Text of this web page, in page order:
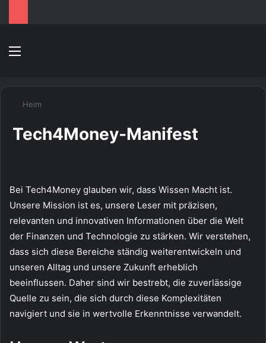
Speisekarte
Heim
Tech4Money-Manifest
Bei Tech4Money glauben wir, dass Wissen Macht ist.
Unsere Mission ist es, unsere Leser mit präzisen,
relevanten und innovativen Informationen über die Welt
der Finanzen und Technologie zu stärken. Wir verstehen,
dass sich diese Bereiche ständig weiterentwickeln und
unseren Alltag und unsere Zukunft erheblich
beeinflussen. Daher sind wir bestrebt, die zuverlässige
Quelle zu sein, die sich durch diese Komplexitäten
navigiert und sie in wertvolle Erkenntnisse verwandelt.